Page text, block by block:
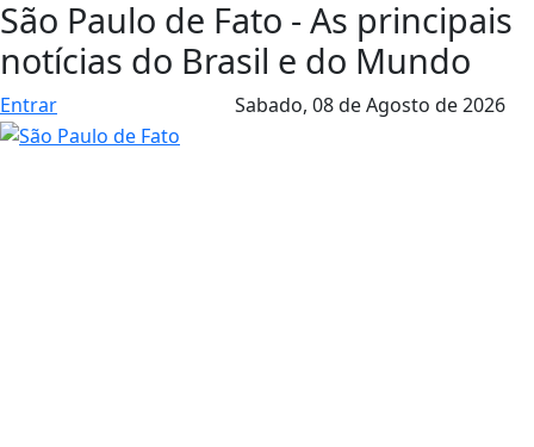
São Paulo de Fato - As principais
notícias do Brasil e do Mundo
Entrar Sabado, 08 de Agosto de 2026